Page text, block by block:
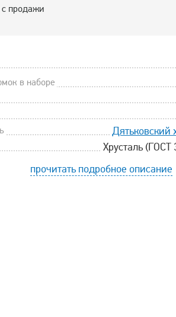
с продажи
в наборе
Дятьковский
Хрусталь (ГОСТ
прочитать подробное описание